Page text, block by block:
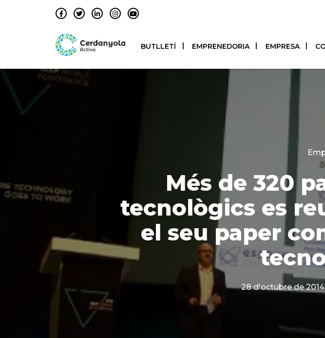
BUTLLETÍ EMPRENEDORIA EMPRESA
Més de 320
tecnològics es
el seu paper
28 d'octubre de 2014